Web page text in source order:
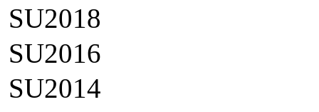
SU2018
SU2016
SU2014